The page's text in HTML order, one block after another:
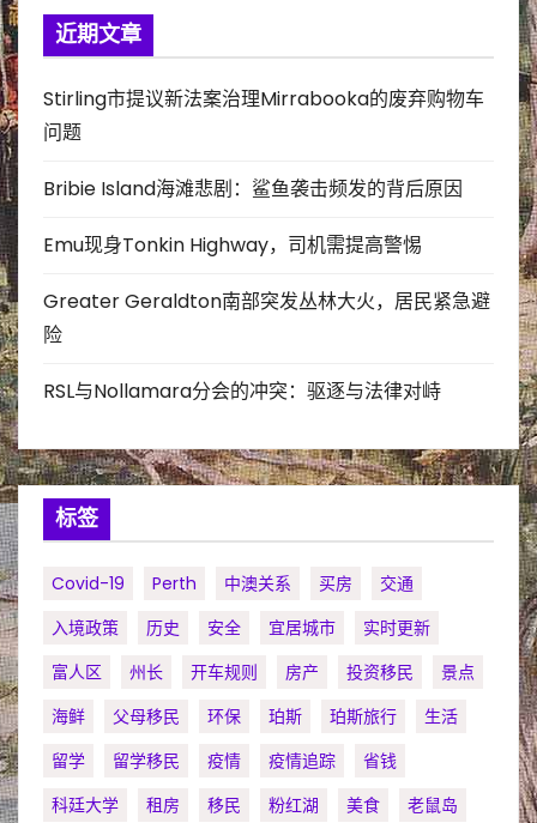
近期文章
Stirling市提议新法案治理Mirrabooka的废弃购物车
问题
Bribie Island海滩悲剧：鲨鱼袭击频发的背后原因
Emu现身Tonkin Highway，司机需提高警惕
Greater Geraldton南部突发丛林大火，居民紧急避
险
RSL与Nollamara分会的冲突：驱逐与法律对峙
标签
Covid-19 Perth 中澳关系 买房
交通
入境政策
历史 安全 宜居城市
实时更新
富人区
州长 开车规则 房产 投资移民
景点
海鲜
父母移民 环保 珀斯 珀斯旅行
生活
留学
留学移民 疫情 疫情追踪
省钱
科廷大学
租房 移民 粉红湖 美食
老鼠岛